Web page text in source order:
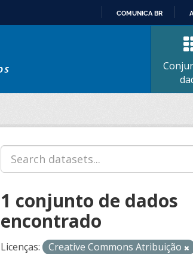
CONTEÚDO
COMUNICA BR
1 conjunto de dados
encontrado
Licenças: Creative Commons Atribuição